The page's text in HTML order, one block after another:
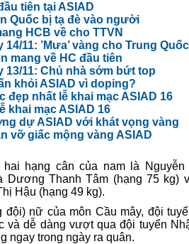
tiên tại ASIAD
Quốc bị tạ đè vào người
HCB về cho TTVN
14/11: ’Mưa’ vàng cho Trung Quốc
mang về HC đầu tiên
13/11: Chủ nhà sớm bứt top
khỏi ASIAD vì doping?
đẹp nhất lễ khai mạc ASIAD 16
khai mạc ASIAD 16
dự ASIAD với khát vọng vàng
vỡ giấc mộng vàng ASIAD
hạng cân của nam là Nguyễn
Dương Thanh Tâm (hạng 75 kg)
Hậu (hạng 49 kg).
đội) nữ của môn Cầu mây, đội
và dễ dàng vượt qua đội tuyển
ngay trong ngày ra quân.